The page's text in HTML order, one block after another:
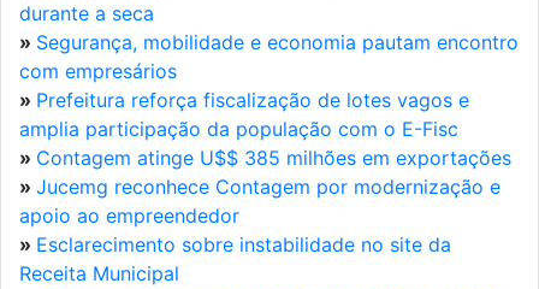
durante a seca
» Segurança, mobilidade e economia pautam encontro
com empresários
» Prefeitura reforça fiscalização de lotes vagos e
amplia participação da população com o E-Fisc
» Contagem atinge U$$ 385 milhões em exportações
» Jucemg reconhece Contagem por modernização e
apoio ao empreendedor
» Esclarecimento sobre instabilidade no site da
Receita Municipal